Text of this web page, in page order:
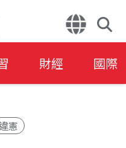
財經 國際
違憲